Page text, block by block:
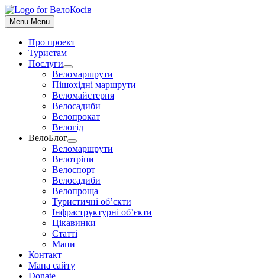
До
контенту
Menu Menu
Про проект
Туристам
Послуги
Show
sub
menu
Веломаршрути
Пішохідні маршрути
Веломайстерня
Велосадиби
Велопрокат
Велогід
ВелоБлог
Show
sub
menu
Веломаршрути
Велотріпи
Велоспорт
Велосадиби
Велопроща
Туристичні об’єкти
Інфраструктурні об’єкти
Цікавинки
Статті
Мапи
Контакт
Мапа сайту
Donate